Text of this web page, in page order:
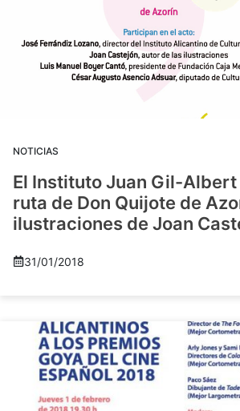
NOTICIAS
El Instituto Juan Gil-
ruta de Don Quijote de
ilustraciones de Joan
31/01/2018